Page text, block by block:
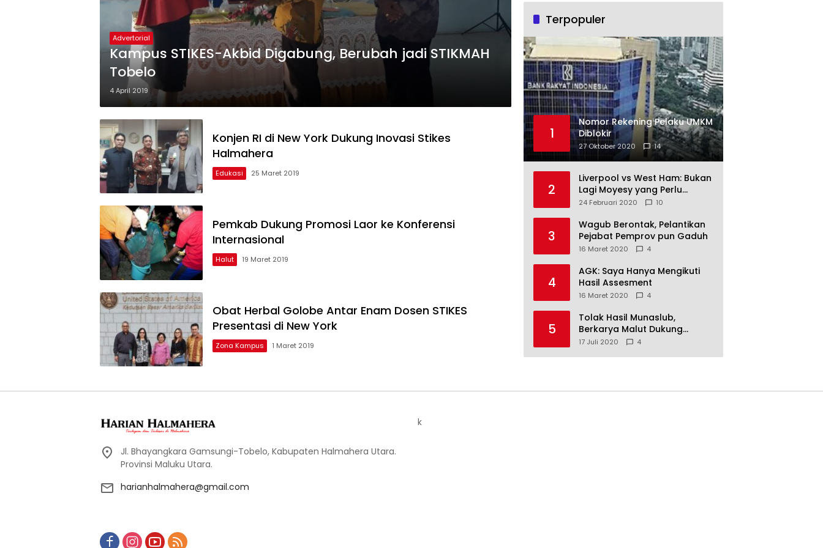
Advertorial
Kampus STIKES-Akbid Digabung, Berubah jadi STIKMAH
Tobelo
4 April 2019
Konjen RI di New York Dukung Inovasi Stikes
Halmahera
Edukasi 25 Maret 2019
Pemkab Dukung Promosi Laor ke Konferensi
Internasional
Halut 19 Maret 2019
Obat Herbal Golobe Antar Enam Dosen STIKES
Presentasi di New York
Zona Kampus 1 Maret 2019
Terpopuler
1
Nomor Rekening Pelaku UMKM
Diblokir
27 Oktober 2020 14
2
Liverpool vs West Ham: Bukan
Lagi Moyesy yang Perlu
Ditakuti
24 Februari 2020 10
3
Wagub Berontak, Pelantikan
Pejabat Pemprov pun Gaduh
16 Maret 2020 4
4
AGK: Saya Hanya Mengikuti
Hasil Assesment
16 Maret 2020 4
5
Tolak Hasil Munaslub,
Berkarya Malut Dukung
Tommy Soeharto
17 Juli 2020 4
Jl. Bhayangkara Gamsungi-Tobelo, Kabupaten Halmahera Utara.
Provinsi Maluku Utara.
harianhalmahera@gmail.com
k